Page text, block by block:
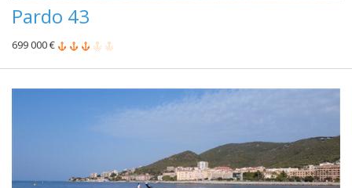
Pardo 43
699 000 €